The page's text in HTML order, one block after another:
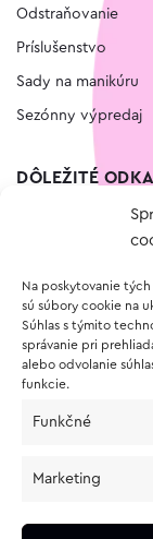
Na poskytovanie
sú súbory cookie na
Súhlas s týmito
správanie pri
alebo odvolanie
funkcie.
Funkčné
Marketing
Odstraňovanie
Príslušenstvo
Sady na manikúru
Sezónny výpredaj
DÔLEŽITÉ
Vernostný program
O NÁKUPE
Vrátenie a